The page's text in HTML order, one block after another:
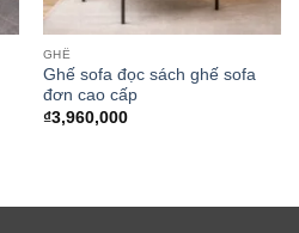
GHẾ
Ghế sofa đọc sách ghế sofa
đơn cao cấp
₫3,960,000